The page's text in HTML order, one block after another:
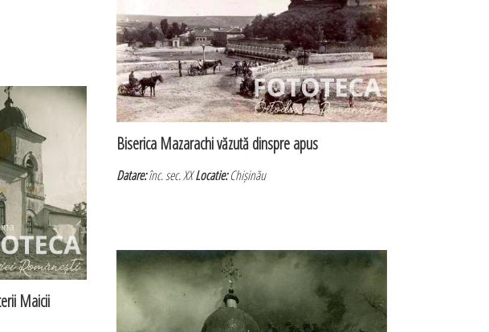
Biserica Mazarachi văzută dinspre apus
Datare:înc. sec. XXLocatie:Chișinău
Maicii